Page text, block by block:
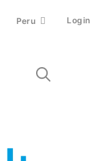
Peru Login